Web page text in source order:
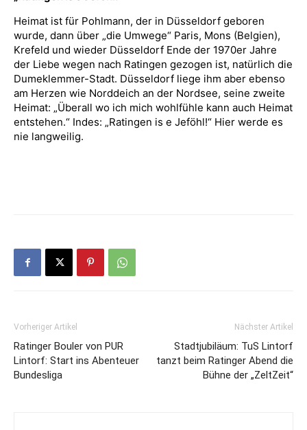
Heimat ist für Pohlmann, der in Düsseldorf geboren
wurde, dann über „die Umwege“ Paris, Mons (Belgien),
Krefeld und wieder Düsseldorf Ende der 1970er Jahre
der Liebe wegen nach Ratingen gezogen ist, natürlich die
Dumeklemmer-Stadt. Düsseldorf liege ihm aber ebenso
am Herzen wie Norddeich an der Nordsee, seine zweite
Heimat: „Überall wo ich mich wohlfühle kann auch Heimat
entstehen.“ Indes: „Ratingen is e Jeföhl!“ Hier werde es
nie langweilig.
Vorheriger Artikel
Ratinger Bouler von PUR
Lintorf: Start ins Abenteuer
Bundesliga
Nächster Artikel
Stadtjubiläum: TuS Lintorf
tanzt beim Ratinger Abend die
Bühne der „ZeltZeit“